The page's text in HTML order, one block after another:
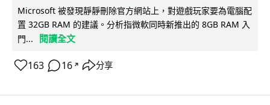
Microsoft 被發現靜靜刪除官方網站上，對遊戲玩家要為電腦配
置 32GB RAM 的建議。分析指微軟同時新推出的 8GB RAM 入
門...
閱讀全文
163 16 ↗ 分享